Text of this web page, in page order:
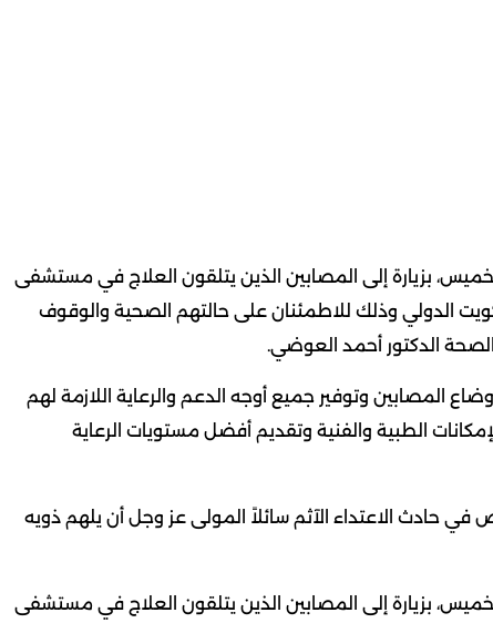
بزيارة إلى المصابين الذين يتلقون العلاج في مستشفى
الدولي وذلك للاطمئنان على حالتهم الصحية والوقوف
الدكتور أحمد العوضي.
المصابين وتوفير جميع أوجه الدعم والرعاية اللازمة لهم
الطبية والفنية وتقديم أفضل مستويات الرعاية
حادث الاعتداء الآثم سائلاً المولى عز وجل أن يلهم ذويه
بزيارة إلى المصابين الذين يتلقون العلاج في مستشفى